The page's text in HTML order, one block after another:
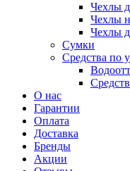
Чехлы
Чехлы
Чехлы
Сумки
Средства по
О нас
Гарантии
Оплата
Доставка
Бренды
Акции